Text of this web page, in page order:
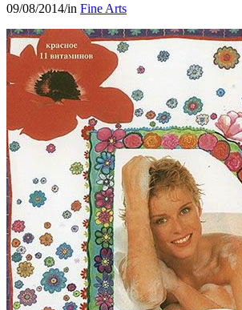
09/08/2014/in Fine Arts